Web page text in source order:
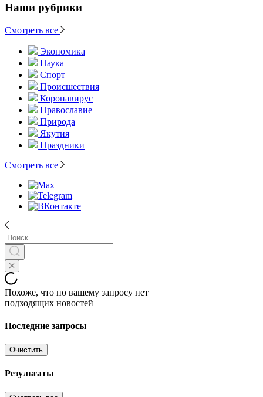
Наши рубрики
Смотреть все
Экономика
Наука
Спорт
Происшествия
Коронавирус
Православие
Природа
Якутия
Праздники
Смотреть все
Похоже, что по вашему запросу нет
подходящих новостей
Последние запросы
Очистить
Результаты